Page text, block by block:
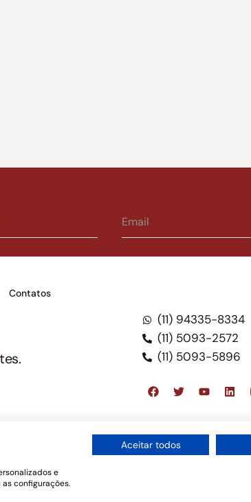
Contatos
(11) 94335-8334
(11) 5093-2572
(11) 5093-5896
públicos oficiais. Somos um escritório de
de Ética e Disciplina da OAB do Brasil –
e
configurações.
Aceitar todos